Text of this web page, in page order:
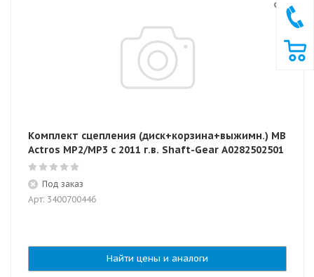
Комплект сцепления (диск+корзина+выжимн.) MB
Actros MP2/MP3 с 2011 г.в. Shaft-Gear A0282502501
Под заказ
Арт: 3400700446
Найти цены и аналоги